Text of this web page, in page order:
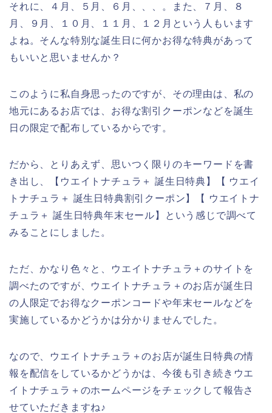
それに、４月、５月、６月、、、。また、７月、８
月、９月、１０月、１１月、１２月という人もいます
よね。そんな特別な誕生日に何かお得な特典があって
もいいと思いませんか？
このように私自身思ったのですが、その理由は、私の
地元にあるお店では、お得な割引クーポンなどを誕生
日の限定で配布しているからです。
だから、とりあえず、思いつく限りのキーワードを書
き出し、【ウエイトナチュラ＋ 誕生日特典】【 ウエイ
トナチュラ＋ 誕生日特典割引クーポン】【 ウエイトナ
チュラ＋ 誕生日特典年末セール】という感じで調べて
みることにしました。
ただ、かなり色々と、ウエイトナチュラ＋のサイトを
調べたのですが、ウエイトナチュラ＋のお店が誕生日
の人限定でお得なクーポンコードや年末セールなどを
実施しているかどうかは分かりませんでした。
なので、ウエイトナチュラ＋のお店が誕生日特典の情
報を配信をしているかどうかは、今後も引き続きウエ
イトナチュラ＋のホームページをチェックして報告さ
せていただきますね♪